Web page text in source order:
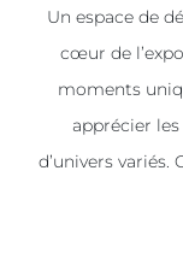
Un espace de
cœur de
moments
apprécier
d’univers